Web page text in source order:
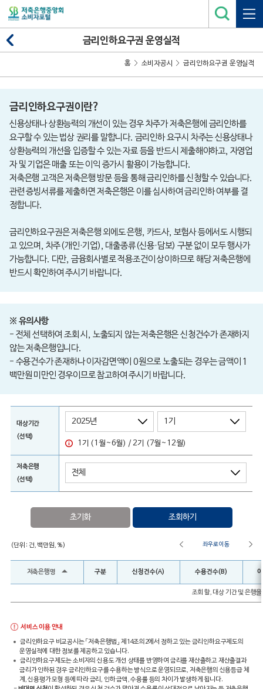
금리인하요구권 운영실적
홈 소비자공시 금리인하요구권 운영실적
금리인하요구권이란?
신용상태나 상환능력의 개선이 있는 경우 차주가 저축은행에 금리인하를
요구할 수 있는 법상 권리를 말합니다. 금리인하 요구시 차주는 신용상태나
상환능력의 개선을 입증할 수 있는 자료 등을 반드시 제출해야하고, 자영업
자 및 기업은 매출 또는 이익 증가시 활용이 가능합니다.
저축은행 고객은 저축은행 방문 등을 통해 금리인하를 신청할 수 있습니다.
관련 증빙서류를 제출하면 저축은행은 이를 심사하여 금리인하 여부를 결
정합니다.
금리인하요구권은 저축은행 외에도 은행, 카드사, 보험사 등에서도 시행되
고 있으며, 차주(개인·기업), 대출종류(신용·담보) 구분 없이 모두 행사가
가능합니다. 다만, 금융회사별로 적용조건이 상이하므로 해당 저축은행에
반드시 확인하여 주시기 바랍니다.
※ 유의사항
- 전체 선택하여 조회 시, 노출되지 않는 저축은행은 신청건수가 존재하지
않는 저축은행입니다.
- 수용건수가 존재하나 이자감면액이 0원으로 노출되는 경우는 금액이 1
백만원 미만인 경우이므로 참고하여 주시기 바랍니다.
대상기간
(선택)
1기 (1월~6월) / 2기 (7월~12월)
저축은행
(선택)
초기화 조회하기
(단위 : 건, 백만원, %) 좌우로 이동
저축은행명 구분 신청건수(A) 수용건수(B)
조회 할, 대상 기간 및 은행
서비스 이용 안내
금리인하요구 비교공시는 「저축은행법」 제14조의2에서 정하고 있는 금리인하요구제도의
운영실적에 대한 정보를 제공하고 있습니다.
금리인하요구제도는 소비자의 신용도 개선 상태를 반영하여 금리를 재산출하고 재산출결과
금리가 인하된 경우 금리인하요구를 수용하는 방식으로 운영되므로, 저축은행의 신용등급 체
계, 신용평가 모형 등에 따라 금리, 인하 금액, 수용률 등의 차이가 발생하게 됩니다.